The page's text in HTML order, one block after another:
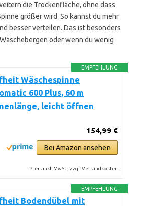
die Trockenfläche, ohne dass
größer wird. So kannst du mehr
besser verteilen. Das ist besonders
oder wenn du wenig
EMPFEHLUNG
Wäschespinne
600 Plus, 60 m
leicht öffnen
154,99 €
Bei Amazon ansehen
Preis inkl. MwSt., zzgl. Versandkosten
EMPFEHLUNG
Bodendübel mit